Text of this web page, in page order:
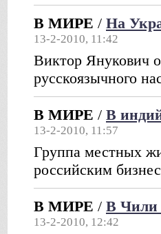
В МИРЕ / На
13-2-2010, 11:42
Виктор Янукович
русскоязычного
В МИРЕ / В
13-2-2010, 11:57
Группа местных
российским
В МИРЕ / В Чили
13-2-2010, 12:42